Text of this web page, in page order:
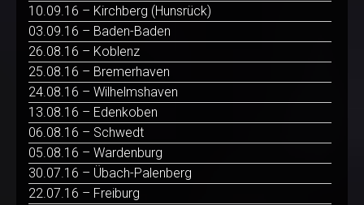
10.09.16 – Kirchberg (Hunsrück)
03.09.16 – Baden-Baden
26.08.16 – Koblenz
25.08.16 – Bremerhaven
24.08.16 – Wilhelmshaven
13.08.16 – Edenkoben
06.08.16 – Schwedt
05.08.16 – Wardenburg
30.07.16 – Übach-Palenberg
22.07.16 – Freiburg